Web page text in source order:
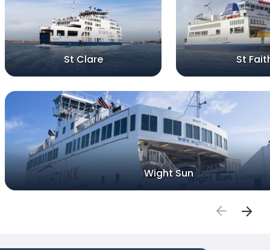
St Clare St
Wight Sun